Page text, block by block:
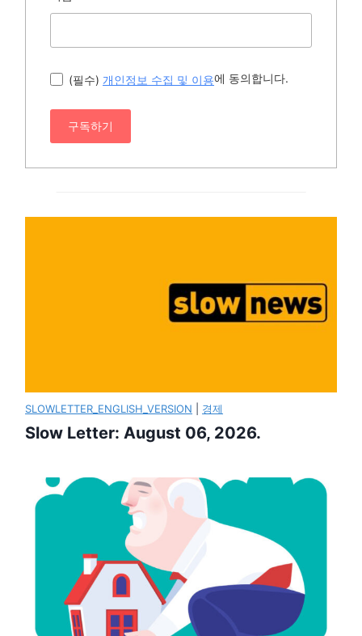
(필수) 개인정보 수집 및 이용에 동의합니다.
구독하기
SLOWLETTER_ENGLISH_VERSION 경제
Slow Letter: August 06, 2026.